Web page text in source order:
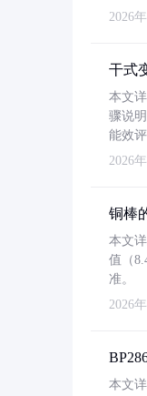
2026
干式
本文
骤说
能效评
2026
铜棒
本文
值（
准。
2026
本文